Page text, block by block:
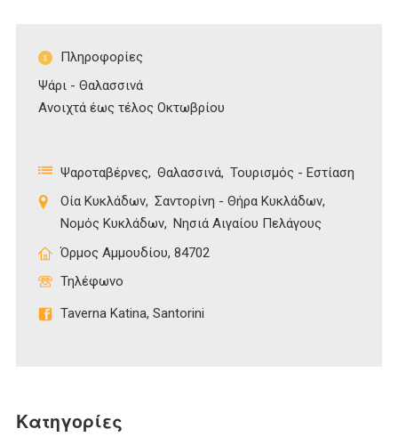
Πληροφορίες
Ψάρι - Θαλασσινά
Ανοιχτά έως τέλος Οκτωβρίου
Ψαροταβέρνες Θαλασσινά Τουρισμός - Εστίαση
Οία Κυκλάδων Σαντορίνη - Θήρα Κυκλάδων
Νομός Κυκλάδων
Νησιά Αιγαίου Πελάγους
Όρμος Αμμουδίου, 84702
Τηλέφωνο
Taverna Katina, Santorini
Κατηγορίες